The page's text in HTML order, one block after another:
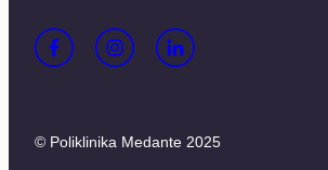
© Poliklinika Medante 2025